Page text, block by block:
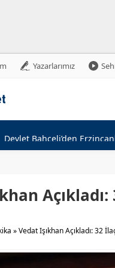
Yazarlarımız
Devlet Bahçeli’den
Milli Savunma
Beştepe’de Cumhur
MHP Genel Başkan
Türkiye-Suriye İlişkilerinin
Adalet Bakanı Akın
»Vedat Işıkhan Açıkladı: 32